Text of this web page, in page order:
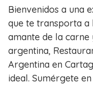
Bienvenidos a una
que te transporta a
amante de la
argentina,
Argentina en
ideal. Sumérgete